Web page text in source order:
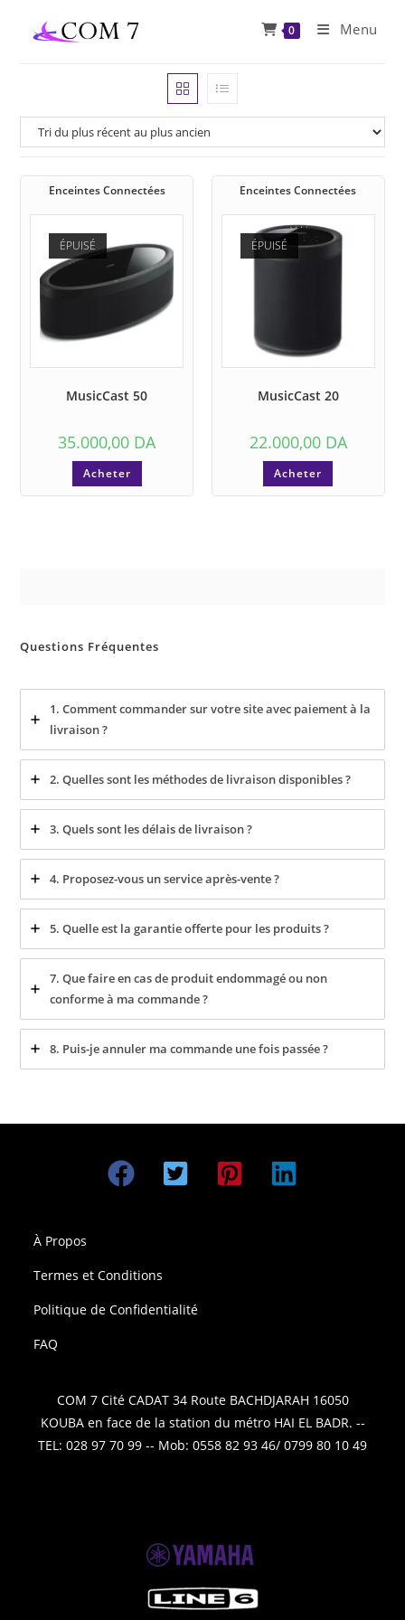
0 Menu
Enceintes Connectées
ÉPUISÉ
MusicCast 50
35.000,00 DA
Acheter
Enceintes Connectées
ÉPUISÉ
MusicCast 20
22.000,00DA
Acheter
Questions Fréquentes
1. Comment commander sur votre site avec paiement à la
livraison ?
2. Quelles sont les méthodes de livraison disponibles ?
3. Quels sont les délais de livraison ?
4. Proposez-vous un service après-vente ?
5. Quelle est la garantie offerte pour les produits ?
7. Que faire en cas de produit endommagé ou non
conforme à ma commande ?
8. Puis-je annuler ma commande une fois passée ?
À Propos
Termes et Conditions
Politique de Confidentialité
FAQ
COM 7 Cité CADAT 34 Route BACHDJARAH 16050
KOUBA en face de la station du métro HAI EL BADR. --
TEL: 028 97 70 99 -- Mob: 0558 82 93 46/ 0799 80 10 49